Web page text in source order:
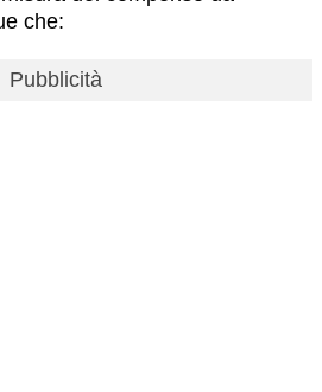
che:
Pubblicità